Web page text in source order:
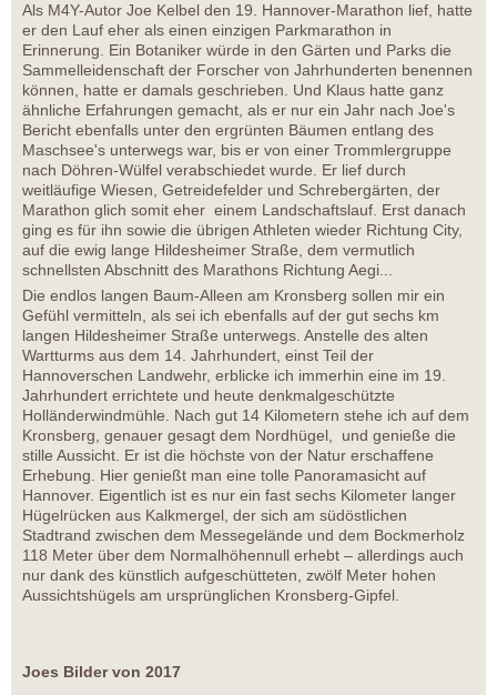
Als M4Y-Autor Joe Kelbel den 19. Hannover-Marathon lief, hatte
er den Lauf eher als einen einzigen Parkmarathon in
Erinnerung. Ein Botaniker würde in den Gärten und Parks die
Sammelleidenschaft der Forscher von Jahrhunderten benennen
können, hatte er damals geschrieben. Und Klaus hatte ganz
ähnliche Erfahrungen gemacht, als er nur ein Jahr nach Joe's
Bericht ebenfalls unter den ergrünten Bäumen entlang des
Maschsee's unterwegs war, bis er von einer Trommlergruppe
nach Döhren-Wülfel verabschiedet wurde. Er lief durch
weitläufige Wiesen, Getreidefelder und Schrebergärten, der
Marathon glich somit eher einem Landschaftslauf. Erst danach
ging es für ihn sowie die übrigen Athleten wieder Richtung City,
auf die ewig lange Hildesheimer Straße, dem vermutlich
schnellsten Abschnitt des Marathons Richtung Aegi...
Die endlos langen Baum-Alleen am Kronsberg sollen mir ein
Gefühl vermitteln, als sei ich ebenfalls auf der gut sechs km
langen Hildesheimer Straße unterwegs. Anstelle des alten
Wartturms aus dem 14. Jahrhundert, einst Teil der
Hannoverschen Landwehr, erblicke ich immerhin eine im 19.
Jahrhundert errichtete und heute denkmalgeschützte
Holländerwindmühle. Nach gut 14 Kilometern stehe ich auf dem
Kronsberg, genauer gesagt dem Nordhügel, und genieße die
stille Aussicht. Er ist die höchste von der Natur erschaffene
Erhebung. Hier genießt man eine tolle Panoramasicht auf
Hannover. Eigentlich ist es nur ein fast sechs Kilometer langer
Hügelrücken aus Kalkmergel, der sich am südöstlichen
Stadtrand zwischen dem Messegelände und dem Bockmerholz
118 Meter über dem Normalhöhennull erhebt – allerdings auch
nur dank des künstlich aufgeschütteten, zwölf Meter hohen
Aussichtshügels am ursprünglichen Kronsberg-Gipfel.
Joes Bilder von 2017